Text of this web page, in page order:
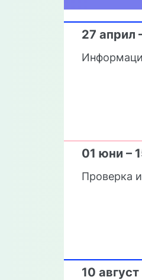
27 април
01 юни –
Проверка и
10 август